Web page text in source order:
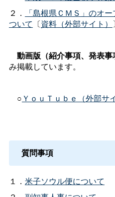
２．
「島根県ＣＭＳ」のオ
ついて 〔資料（外部サイト） 〕
動画版（紹介事項、発表事
み掲載しています。
○ＹｏｕＴｕｂｅ（外部サ
質問事項
１． 米子ソウル便について